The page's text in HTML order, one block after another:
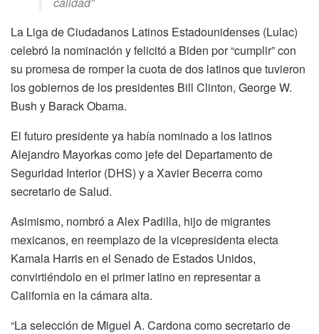
La Liga de Ciudadanos Latinos Estadounidenses (Lulac)
celebró la nominación y felicitó a Biden por “cumplir” con
su promesa de romper la cuota de dos latinos que tuvieron
los gobiernos de los presidentes Bill Clinton, George W.
Bush y Barack Obama.
El futuro presidente ya había nominado a los latinos
Alejandro Mayorkas como jefe del Departamento de
Seguridad Interior (DHS) y a Xavier Becerra como
secretario de Salud.
Asimismo, nombró a Alex Padilla, hijo de migrantes
mexicanos, en reemplazo de la vicepresidenta electa
Kamala Harris en el Senado de Estados Unidos,
convirtiéndolo en el primer latino en representar a
California en la cámara alta.
“La selección de Miguel A. Cardona como secretario de